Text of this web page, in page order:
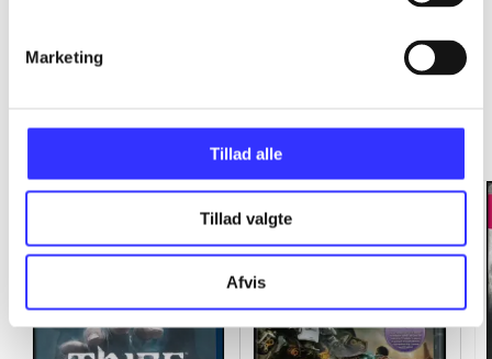
Marketing
Tillad alle
Tillad valgte
Afvis
Minder om